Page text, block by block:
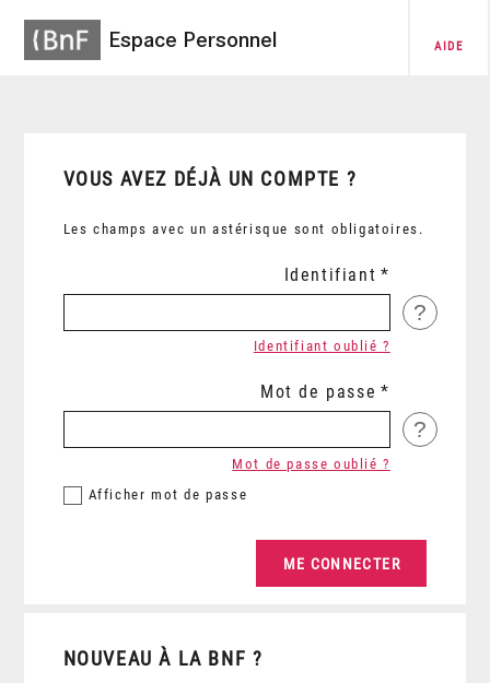
Espace Personnel AIDE
VOUS AVEZ DÉJÀ UN COMPTE ?
Les champs avec un astérisque sont obligatoires.
Identifiant
?
Identifiant oublié ?
Mot de passe
?
Afficher mot de passe
Mot de passe oublié ?
NOUVEAU À LA BNF ?